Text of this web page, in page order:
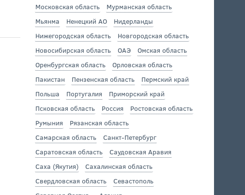
Московская область
Мурманская область
Мьянма
Ненецкий АО
Нидерланды
Нижегородская область
Новгородская область
Новосибирская область
ОАЭ
Омская область
Оренбургская область
Орловская область
Пакистан
Пензенская область
Пермский край
Польша
Португалия
Приморский край
Псковская область
Россия
Ростовская область
Румыния
Рязанская область
Самарская область
Санкт-Петербург
Саратовская область
Саудовская Аравия
Саха (Якутия)
Сахалинская область
Свердловская область
Севастополь